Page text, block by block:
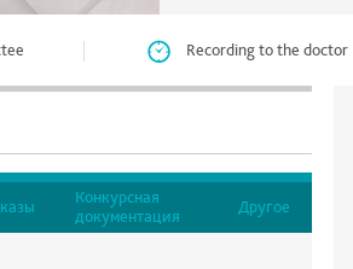
Recording to the doctor
Конкурсная
документация
Другое